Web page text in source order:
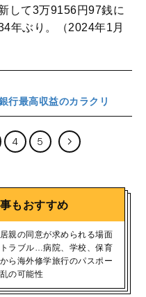
して3万9156円97銭に
年ぶり。（2024年1月
行最高収益のカラクリ
4 5
もおすすめ
親の同意が求められる場面
ラブル…病院、学校、保育
ら海外修学旅行のパスポー
の可能性